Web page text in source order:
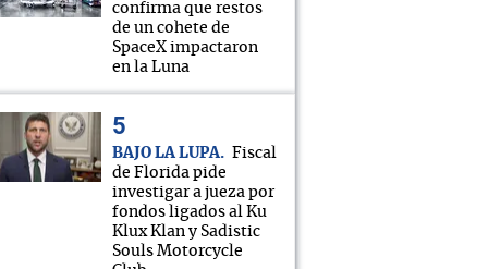
confirma que restos
de un cohete de
SpaceX impactaron
en la Luna
BAJO LA LUPA
Fiscal
de Florida pide
investigar a jueza por
fondos ligados al Ku
Klux Klan y Sadistic
Souls Motorcycle